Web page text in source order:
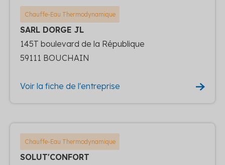
Chauffe-Eau Thermodynamique
SARL DORGE JL
145T boulevard de la République
59111 BOUCHAIN
Voir la fiche de l'entreprise
Chauffe-Eau Thermodynamique
SOLUT'CONFORT